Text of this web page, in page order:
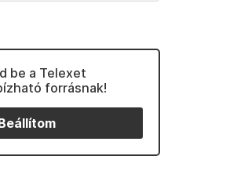
be a Telexet
forrásnak!